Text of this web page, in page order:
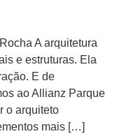
A arquitetura
e estruturas. Ela
E de
ao Allianz Parque
o arquiteto
mais […]